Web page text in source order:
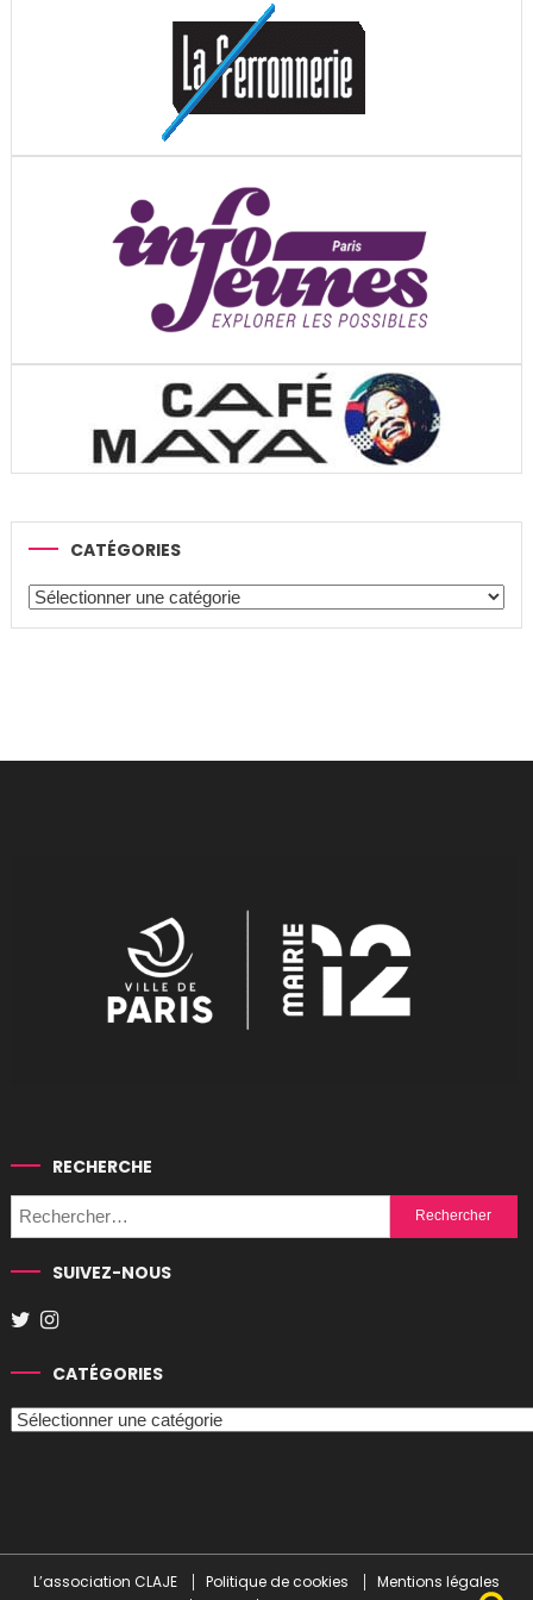
CATÉGORIES
Catégories
RECHERCHE
Rechercher :
SUIVEZ-NOUS
CATÉGORIES
Catégories
L’association CLAJE Politique de cookies
Mentions légales